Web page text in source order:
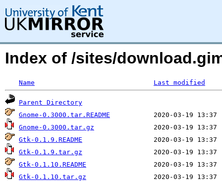
Index of /sites/
Name Last modified
Parent Directory
Gnome-0.3000.tar.README
Gnome-0.3000.tar.gz
Gtk-0.1.9.README
Gtk-0.1.9.tar.gz
Gtk-0.1.10.README
Gtk-0.1.10.tar.gz